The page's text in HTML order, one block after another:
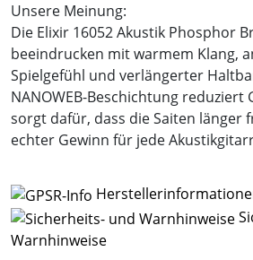
Unsere Meinung:
Die Elixir 16052 Akustik Phosphor
beeindrucken mit warmem Klang,
Spielgefühl und verlängerter
NANOWEB-Beschichtung reduziert
sorgt dafür, dass die Saiten länger
echter Gewinn für jede
Warnhinweise